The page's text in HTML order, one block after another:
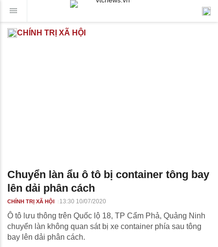
CHÍNH TRỊ XÃ HỘI
Chuyển làn ẩu ô tô bị container tông bay
lên dải phân cách
CHÍNH TRỊ XÃ HỘI 13:30 10/07/2020
Ô tô lưu thông trên Quốc lộ 18, TP Cẩm Phả, Quảng Ninh
chuyển làn không quan sát bị xe container phía sau tông
bay lên dải phân cách.